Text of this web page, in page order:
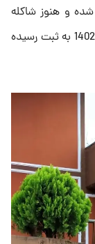
در دهه 30 ساخته شده و هنوز شاکله
ساختمان از بین نرفته است. این تصاویر در سال 1402 به ثبت رسیده